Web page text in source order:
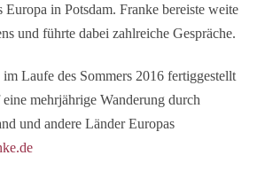
in Potsdam. Franke bereiste weite
und führte dabei zahlreiche Gespräche.
Laufe des Sommers 2016 fertiggestellt
mehrjährige Wanderung durch
und andere Länder Europas